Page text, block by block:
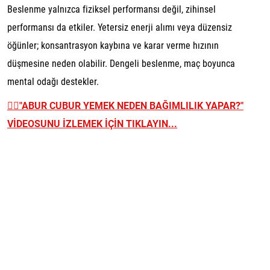
Beslenme yalnızca fiziksel performansı değil, zihinsel
performansı da etkiler. Yetersiz enerji alımı veya düzensiz
öğünler; konsantrasyon kaybına ve karar verme hızının
düşmesine neden olabilir. Dengeli beslenme, maç boyunca
mental odağı destekler.
👉🏼"ABUR CUBUR YEMEK NEDEN BAĞIMLILIK YAPAR?"
VİDEOSUNU İZLEMEK İÇİN TIKLAYIN...